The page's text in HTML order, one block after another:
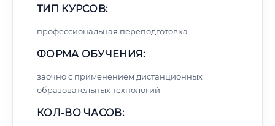
ТИП КУРСОВ:
профессиональная переподготовка
ФОРМА ОБУЧЕНИЯ:
заочно с применением дистанционных
образовательных технологий
КОЛ-ВО ЧАСОВ: